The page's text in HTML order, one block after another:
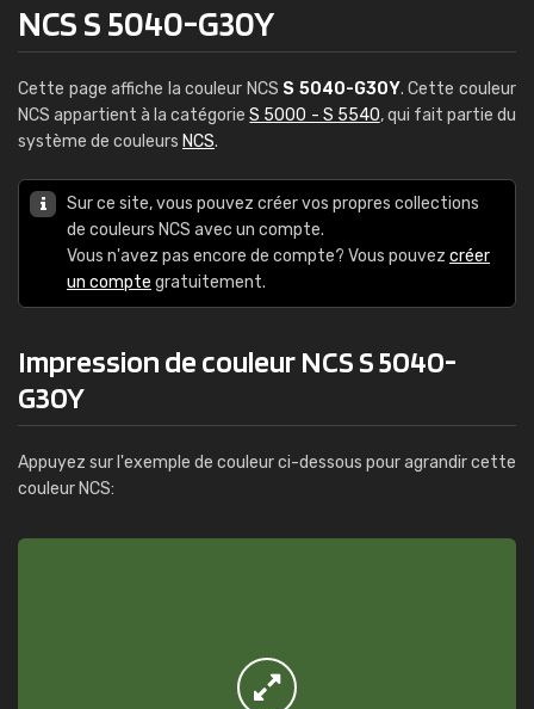
NCS S 5040-G30Y
Cette page affiche la couleur NCS S 5040-G30Y. Cette couleur
NCS appartient à la catégorieS 5000 - S 5540, qui fait partie du
système de couleurs NCS.
Sur ce site, vous pouvez créer vos propres collections
de couleurs NCS avec un compte.
Vous n'avez pas encore de compte? Vous pouvez créer
un compte gratuitement.
Impression de couleur NCS S 5040-
G30Y
Appuyez sur l'exemple de couleur ci-dessous pour agrandir cette
couleur NCS: